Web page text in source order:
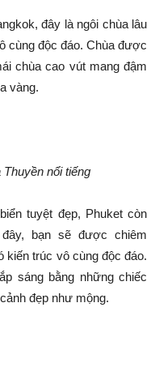
đây là ngôi chùa lâu
cùng độc đáo. Chùa được
chùa cao vút mang đậm
vàng.
nổi tiếng
tuyệt đẹp, Phuket còn
bạn sẽ được chiêm
trúc vô cùng độc đáo.
sáng bằng những chiếc
đẹp như mộng.